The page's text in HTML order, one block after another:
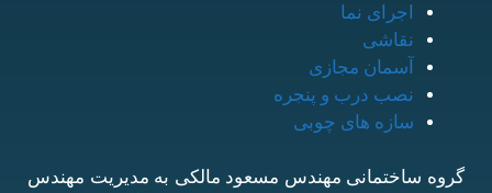
اجرای نما
نقاشی
آسمان مجازی
نصب درب و پنجره
سازه های چوبی
گروه ساختمانی مهندس مسعود مالکی به مدیریت مهندس